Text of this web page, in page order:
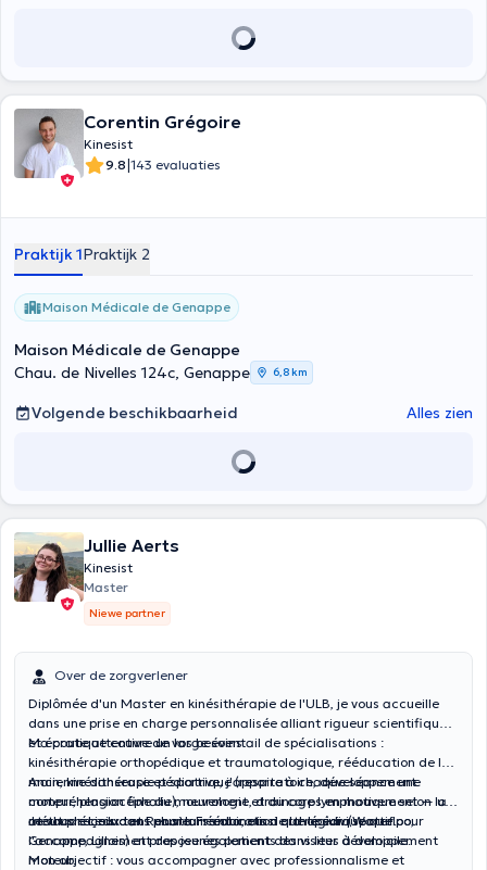
Corentin Grégoire
Kinesist
9.8|143 evaluaties
Praktijk 1Praktijk 2
Maison Médicale de Genappe
Maison Médicale de Genappe
Chau. de Nivelles 124c, Genappe
6,8 km
Volgende beschikbaarheid Alles zien
Jullie Aerts
Kinesist
Master
Niewe partner
Over de zorgverlener
Diplômée d'un Master en kinésithérapie de l'ULB, je vous accueille
dans une prise en charge personnalisée alliant rigueur scientifique
et écoute attentive de vos besoins.
Ma pratique couvre un large éventail de spécialisations :
kinésithérapie orthopédique et traumatologique, rééducation de la
main, kinésithérapie pédiatrique (respiratoire, développement
moteur, plagiocéphalie), neurologie, drainage lymphatique selon la
méthode Leduc et Renata Franca, ainsi que le suivi sportif.
Ancienne danseuse et sportive, j'apporte à chaque séance une
compréhension fine du mouvement et du corps en mouvement — un
atout précieux tant pour la rééducation orthopédique que pour
l'accompagnement des jeunes patients dans leur développement
moteur.
Je vous reçois dans plusieurs cabinets de la région (Waterloo,
Genappe, Lillois) et propose également des visites à domicile.
Mon objectif : vous accompagner avec professionnalisme et